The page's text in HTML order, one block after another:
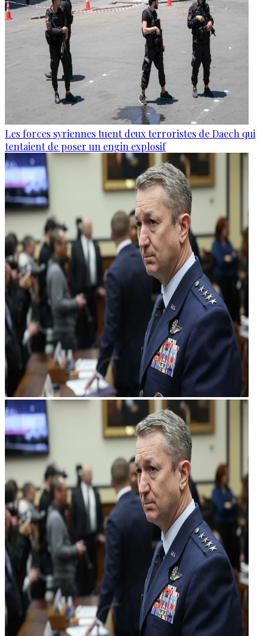
Les forces syriennes tuent deux terroristes de Daech qui
tentaient de poser un engin explosif